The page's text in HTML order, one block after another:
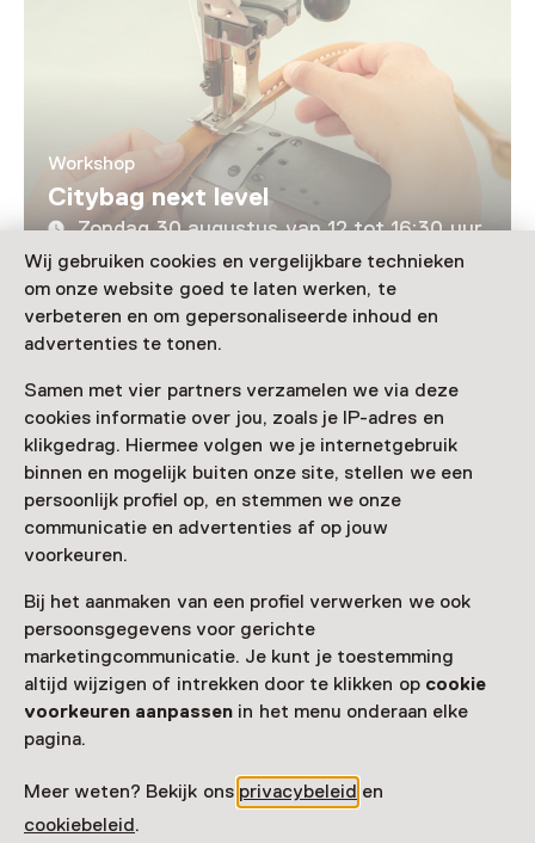
Wij gebruiken cookies en vergelijkbare technieken
om onze website goed te laten werken, te
verbeteren en om gepersonaliseerde inhoud en
advertenties te tonen.
Samen met vier partners verzamelen we via deze
cookies informatie over jou, zoals je IP-adres en
klikgedrag. Hiermee volgen we je internetgebruik
binnen en mogelijk buiten onze site, stellen we een
persoonlijk profiel op, en stemmen we onze
communicatie en advertenties af op jouw
voorkeuren.
Bij het aanmaken van een profiel verwerken we ook
persoonsgegevens voor gerichte
marketingcommunicatie. Je kunt je toestemming
altijd wijzigen of intrekken door te klikken op cookie
voorkeuren aanpassen in het menu onderaan elke
pagina.
Meer weten? Bekijk ons privacybeleid en
cookiebeleid.
Workshop
Citybag next level
Zondag 30 augustus van 12 tot 16:30 uur
Laad meer
Nog meer ontdekken